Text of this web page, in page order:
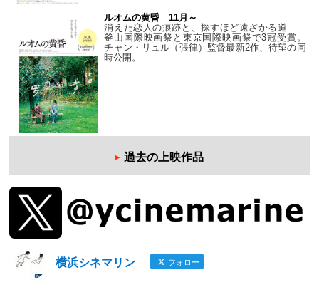
ルオムの黄昏 11月～
消えた恋人の痕跡と、探すほど遠ざかる道——
釜山国際映画祭と東京国際映画祭で3冠受賞。
チャン・リュル（張律）監督最新2作、待望の同
時公開。
過去の上映作品
横浜シネマリン フォロー